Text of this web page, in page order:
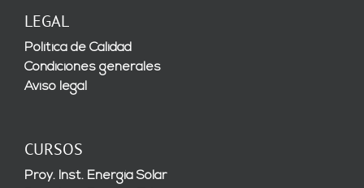
LEGAL
Política de Calidad
Condiciones generales
Aviso legal
CURSOS
Proy. Inst. Energía Solar